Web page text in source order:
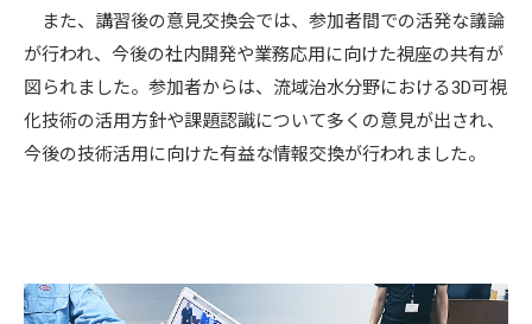
また、講習後の意見交換会では、参加者間での活発な議論
が行われ、今後の社内開発や業務応用に向けた視座の共有が
図られました。参加者からは、流域治水分野における3D可視
化技術の活用方針や課題認識について多くの意見が出され、
今後の技術活用に向けた有益な情報交換が行われました。